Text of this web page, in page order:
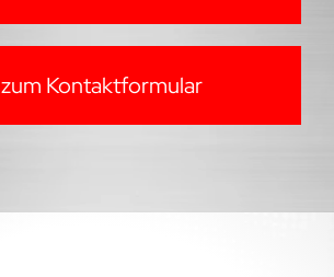
zum Kontaktformular